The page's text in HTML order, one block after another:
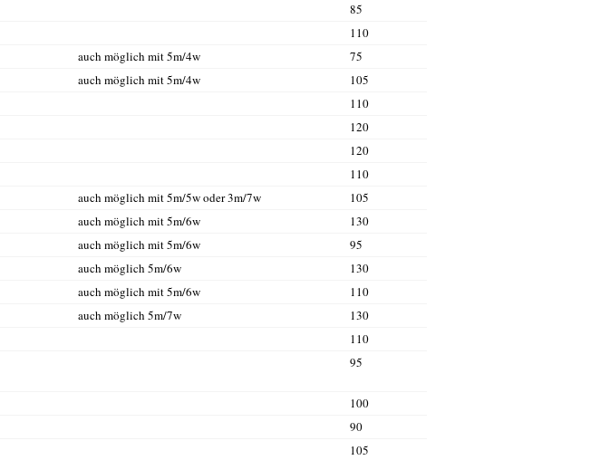
85
110
auch möglich mit 5m/4w
75
auch möglich mit 5m/4w
105
110
120
120
110
auch möglich mit 5m/5w oder 3m/7w
105
auch möglich mit 5m/6w
130
auch möglich mit 5m/6w
95
auch möglich 5m/6w
130
auch möglich mit 5m/6w
110
auch möglich 5m/7w
130
110
95
100
90
105